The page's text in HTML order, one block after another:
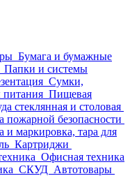
Бумага и бумажные
Папки и системы
Сумки,
Пищевая
стеклянная и столовая
пожарной безопасности
и маркировка, тара для
Картриджи
Офисная техника
СКУД Автотовары